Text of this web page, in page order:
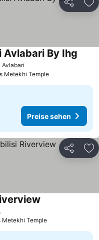
Teilen
Avlabari By Ihg
Metekhi Temple
Preise sehen
Teilen
Metekhi Temple